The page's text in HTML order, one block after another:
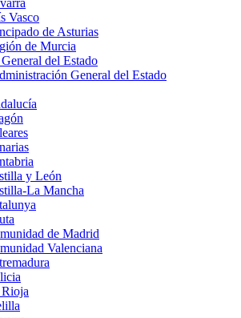
Vasco
de Asturias
de Murcia
del Estado
General del Estado
y León
La Mancha
de Madrid
Valenciana